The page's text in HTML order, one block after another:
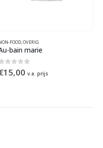
FOOD,OVERIG
bain marie
0out of 5
15,00 v.a. prijs